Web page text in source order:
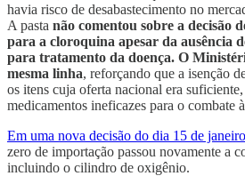
havia risco de desabastecimento no
A pasta não comentou sobre a decisão
para a cloroquina apesar da ausência
para tratamento da doença. O
mesma linha, reforçando que a isenção
os itens cuja oferta nacional era
medicamentos ineficazes para o combate
Em uma nova decisão do dia 15 de janeiro
zero de importação passou novamente a
incluindo o cilindro de oxigênio.